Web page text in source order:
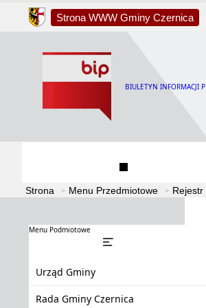
Strona WWW Gminy Czernica
BIULETYN INFORMACJI
Strona Menu Przedmiotowe Rejestr
Menu Podmiotowe
Urząd Gminy
Rada Gminy Czernica